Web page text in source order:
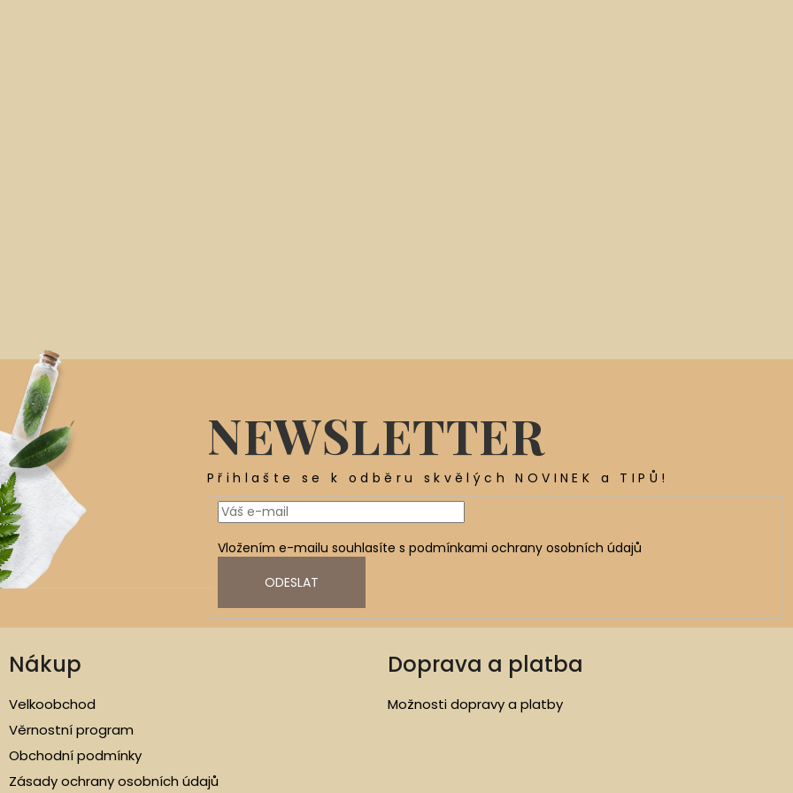
NEWSLETTER
Přihlašte se k odběru skvělých NOVINEK a TIPŮ!
Vložením e-mailu souhlasíte s podmínkami ochrany osobních údajů
ODESLAT
Nákup
Velkoobchod
Věrnostní program
Obchodní podmínky
Zásady ochrany osobních údajů
Doprava a platba
Možnosti dopravy a platby